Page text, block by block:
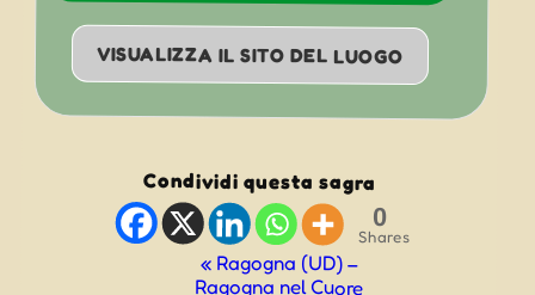
VISUALIZZA IL SITO DEL LUOGO
Condividi questa sagra
0
Shares
«Ragogna (UD) –
Ragogna nel Cuore